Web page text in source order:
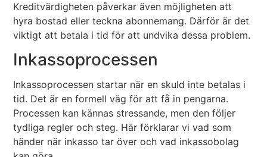
Kreditvärdigheten påverkar även möjligheten att
hyra bostad eller teckna abonnemang. Därför är det
viktigt att betala i tid för att undvika dessa problem.
Inkassoprocessen
Inkassoprocessen startar när en skuld inte betalas i
tid. Det är en formell väg för att få in pengarna.
Processen kan kännas stressande, men den följer
tydliga regler och steg. Här förklarar vi vad som
händer när inkasso tar över och vad inkassobolag